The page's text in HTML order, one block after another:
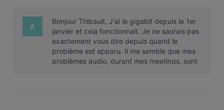
A
Bonjour Thibault, J'ai le gigabit depuis le 1er
janvier et cela fonctionnait. Je ne saurais pas
exactement vous dire depuis quand le
problème est apparu. Il me semble que mes
problèmes audio, durant mes meetings, sont